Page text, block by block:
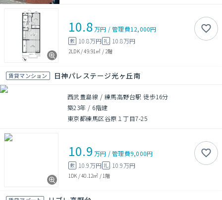
10.8万円 /管理費12,000円
敷 10.8万円 礼 10.8万円
2LDK/49.91㎡ / 2階
賃貸マンション 日神パレステージ光ヶ丘南
西武豊島線 / 練馬高野台駅 徒歩16分
築23年 / 6階建
東京都練馬区谷原１丁目7-25
10.9 万円 /管理費9,000円
敷 10.9万円 礼 10.9万円
1DK /40.12㎡ / 1階